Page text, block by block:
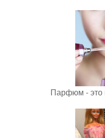
Парфюм - это